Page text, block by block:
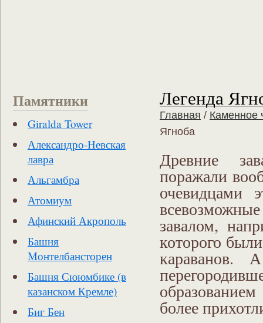
Памятники
Giralda Tower
Александро-Невская
лавра
Альгамбра
Атомиум
Афинский Акрополь
Башня
Монтелбансторен
Башня Сююмбике (в
казанском Кремле)
Биг Бен
Легенда
Главная / Каменное
Ягноба
Древние
поражали
очевидцами
завалом,
которого
караванов.
более